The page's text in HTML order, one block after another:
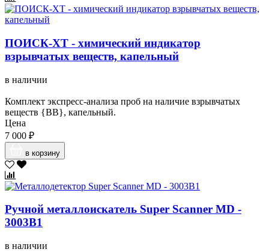
ПОИСК-ХТ - химический индикатор
взрывчатых веществ, капельный
в наличии
Комплект экспресс-анализа проб на наличие взрывчатых
веществ {ВВ}, капельный.
Цена
7 000 ₽
в корзину
Ручной металлоискатель Super Scanner MD -
3003B1
в наличии